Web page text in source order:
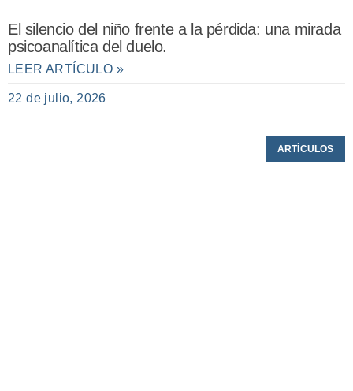
El silencio del niño frente a la pérdida: una mirada
psicoanalítica del duelo.
LEER ARTÍCULO »
22 de julio, 2026
ARTÍCULOS